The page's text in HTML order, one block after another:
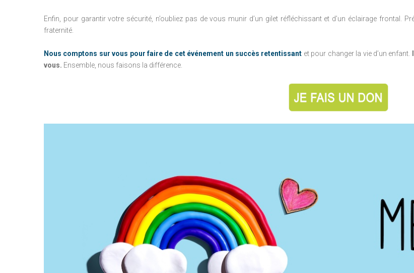
Enfin, pour garantir votre sécurité, n’oubliez pas de vous munir d’un gilet réfléchissant et d’un éclairage frontal.
fraternité.
Nous comptons sur vous pour faire de cet événement un succès retentissant et pour changer la vie d’un enfant.
vous. Ensemble, nous faisons la différence.